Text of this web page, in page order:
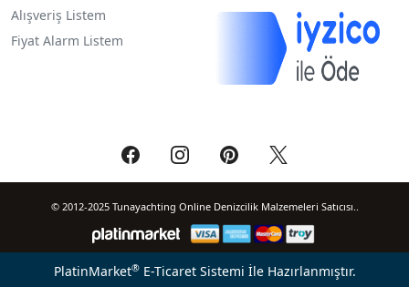
Alışveriş Listem
Fiyat Alarm Listem
© 2012-2025 Tunayachting Online Denizcilik Malzemeleri Satıcısı..
PlatinMarket®E-Ticaret Sistemi İle Hazırlanmıştır.